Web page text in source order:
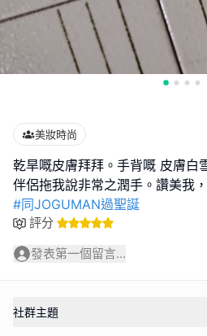
美妝時尚
乾旱嘅皮膚拜拜。手背嘅 皮膚白
#同JOGUMAN過聖誕
評分
發表第一個留言...
社群主題